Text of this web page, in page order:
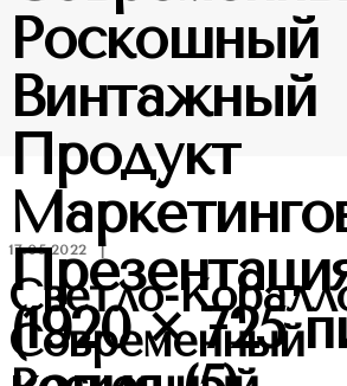
Роскошный
Винтажный
Продукт
(1920 × 725
17.05.2022
Светло-
Современный